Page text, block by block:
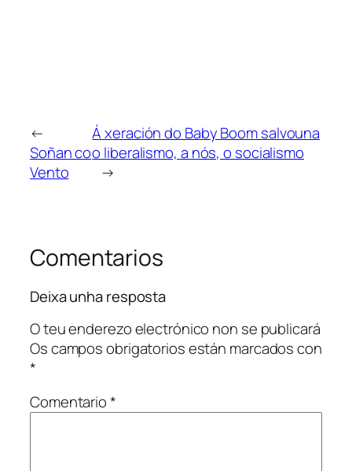
←
Soñan co
Vento
Á xeración do Baby Boom salvouna
o liberalismo, a nós, o socialismo
→
Comentarios
Deixa unha resposta
O teu enderezo electrónico non se publicará
Os campos obrigatorios están marcados con
*
Comentario*